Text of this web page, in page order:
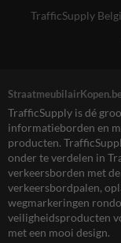
TrafficSupply
TrafficSupply is dé
informatieborden en
producten.
onder te verdelen in
verkeersborden met
verkeersbordpalen,
wegmarkeringen
veiligheidsproducten
met een mooi design.